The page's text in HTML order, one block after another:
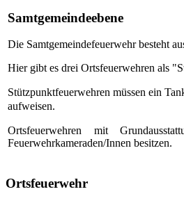
Samtgemeindeebene
Die Samtgemeindefeuerwehr besteht
Hier gibt es drei Ortsfeuerwehren als
Stützpunktfeuerwehren müssen ein
aufweisen.
Ortsfeuerwehren mit
Feuerwehrkameraden/Innen besitzen.
Ortsfeuerwehr